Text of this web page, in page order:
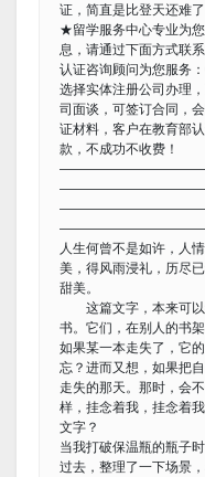
证，简直是比登天还难了
★留学服务中心专业为您
息，请通过下面方式联
认证咨询顾问为您服务
选择实体注册公司办理
司面谈，可签订合同，
证材料，客户在教育部
款，不成功不收费！
人生何曾不是如许，人
美，得风雨浸礼，历尽
甜美。
这篇文字，本来可以
书。它们，在别人的书
如果某一本走失了，它
忘？进而又想，如果把
走失的那天。那时，会
样，挂念着我，挂念着
文字？
当我打破保温瓶的瓶子
过去，整理了一下场景